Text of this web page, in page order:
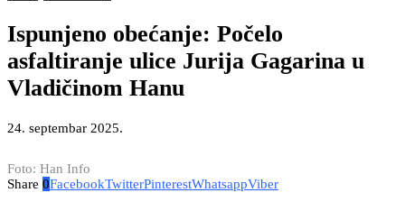
Ispunjeno obećanje: Počelo
asfaltiranje ulice Jurija Gagarina u
Vladičinom Hanu
24. septembar 2025.
Foto: Han Info
Share 0FacebookTwitterPinterestWhatsappViber